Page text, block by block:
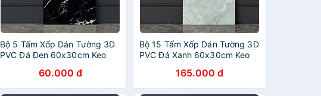
Bộ 5 Tấm Xốp Dán Tường 3D
PVC Đá Đen 60x30cm Keo
Sang Trọng60.000 đ
Bộ 15 Tấm Xốp Dán Tường 3D
PVC Đá Xanh 60x30cm Keo
Sang Trọng165.000 đ